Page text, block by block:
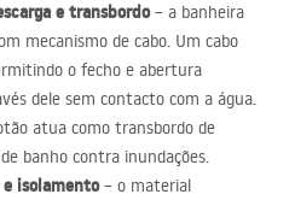
e transbordo– a banheira
mecanismo de cabo. Um cabo
o fecho e abertura
dele sem contacto com a água.
atua como transbordo de
banho contra inundações.
isolamento– o material